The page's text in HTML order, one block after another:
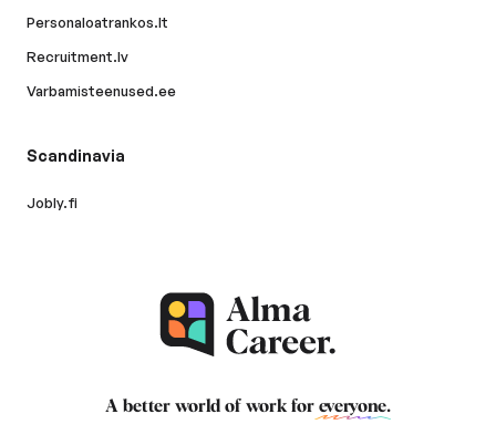
Personaloatrankos.lt
Recruitment.lv
Varbamisteenused.ee
Scandinavia
Jobly.fi
A better world of work for everyone.